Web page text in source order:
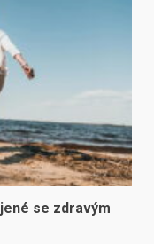
se zdravým